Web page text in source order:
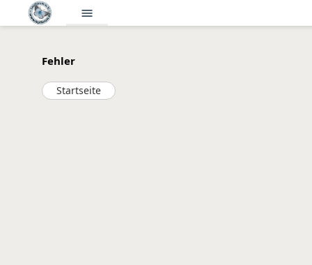
menu
Fehler
Startseite